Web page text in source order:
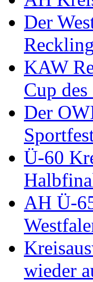
Der
KAW
Cup
Der
Ü-60
AH Ü-
wieder